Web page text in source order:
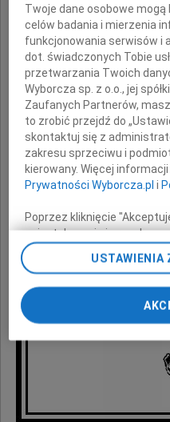
a
Twoje dane osobowe
celów badania i mierzenia
funkcjonowania serwisów i
dot. świadczonych Tobie
przetwarzania Twoich
Wyborcza sp. z o.o., jej
Zaufanych Partnerów,
to zrobić przejdź do
skontaktuj się z
zakresu sprzeciwu i
kierowany. Więcej
Prywatności Wyborcza.pl i
Poprzez kliknięcie
zainstalowanie i
Wyborczej sp. z o. o. jej
na Twoim urządzeniu
ponownie wywołując
preferencjami dot.
przechodząc do sekcji
Zmiana ustawień plików
pomocą ustawień
USTAWIENIA